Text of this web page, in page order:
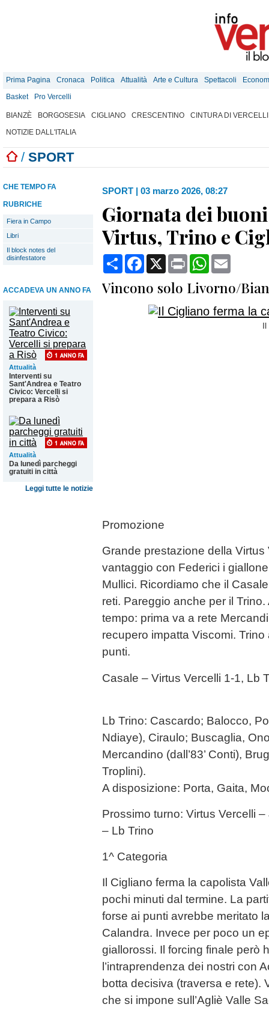
Prima Pagina Cronaca Politica Attualità Arte e Cultura Spettacoli
Basket
Pro Vercelli
BIANZÈ BORGOSESIA CIGLIANO CRESCENTINO
CINTURA DI VERCELLI
NOTIZIE DALL'ITALIA
/ SPORT
CHE TEMPO FA
RUBRICHE
Fiera in Campo
Libri
Il block notes del
disinfestatore
ACCADEVA UN ANNO FA
Attualità
Interventi su
Sant'Andrea e Teatro
Civico: Vercelli si
prepara a Risò
Attualità
Da lunedì parcheggi
gratuiti in città
Leggi tutte le notizie
SPORT | 03 marzo 2026, 08:27
Giornata dei
Virtus, Trino e
CondividiFacebook
X Print WhatsApp
Vincono solo Livorno/
Il
Promozione
Grande prestazione della Virtus
vantaggio con Federici i
Mullici. Ricordiamo che il
reti. Pareggio anche per il
tempo: prima va a rete
recupero impatta Viscomi.
punti.
Casale – Virtus Vercelli 1-1, Lb
Lb Trino: Cascardo; Balocco,
Ndiaye), Ciraulo; Buscaglia,
Mercandino (dall’83’ Conti),
Troplini).
A disposizione: Porta, Gaita,
Prossimo turno: Virtus Vercelli
– Lb Trino
1^ Categoria
Il Cigliano ferma la capolista
pochi minuti dal termine. La
forse ai punti avrebbe meritato
Calandra. Invece per poco un
giallorossi. Il forcing finale però
l’intraprendenza dei nostri con
botta decisiva (traversa e rete).
che si impone sull’Agliè Valle